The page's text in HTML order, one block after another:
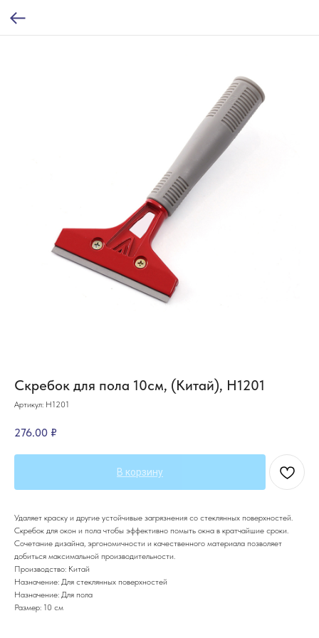
Скребок для пола 10см, (Китай), Н1201
Артикул: Н1201
276.00 ₽
В корзину
Удаляет краску и другие устойчивые загрязнения со стеклянных поверхностей.
Скребок для окон и пола чтобы эффективно помыть окна в кратчайшие сроки.
Сочетание дизайна, эргономичности и качественного материала позволяет
добиться максимальной производительности.
Производство: Китай
Назначение: Для стеклянных поверхностей
Назначение: Для пола
Размер: 10 см